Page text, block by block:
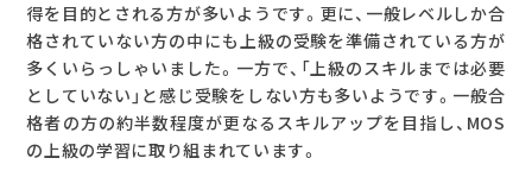
得を目的とされる方が多いようです。更に、一般レベルしか合
格されていない方の中にも上級の受験を準備されている方が
多くいらっしゃいました。一方で、「上級のスキルまでは必要
としていない」と感じ受験をしない方も多いようです。一般合
格者の方の約半数程度が更なるスキルアップを目指し、MOS
の上級の学習に取り組まれています。